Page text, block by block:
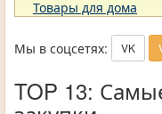
Товары для дома
Мы в соцсетях: VK
TOP 13: